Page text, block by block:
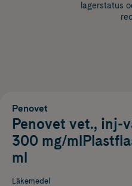
lagerstatus
Penovet
Penovet vet., inj-
300 mg/
ml
Läkemedel